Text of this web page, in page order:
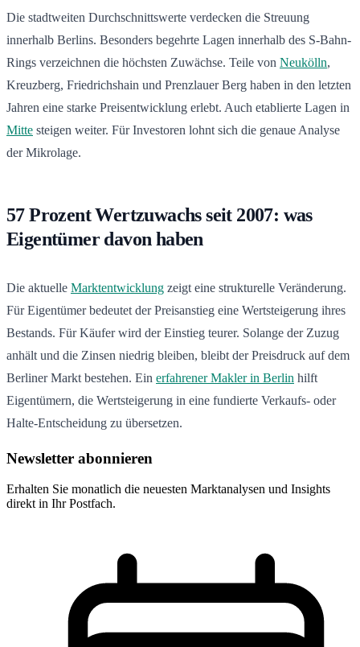
Die stadtweiten Durchschnittswerte verdecken die Streuung
innerhalb Berlins. Besonders begehrte Lagen innerhalb des S-Bahn-
Rings verzeichnen die höchsten Zuwächse. Teile von Neukölln,
Kreuzberg, Friedrichshain und Prenzlauer Berg haben in den letzten
Jahren eine starke Preisentwicklung erlebt. Auch etablierte Lagen in
Mitte steigen weiter. Für Investoren lohnt sich die genaue Analyse
der Mikrolage.
57 Prozent Wertzuwachs seit 2007: was
Eigentümer davon haben
Die aktuelle Marktentwicklung zeigt eine strukturelle Veränderung.
Für Eigentümer bedeutet der Preisanstieg eine Wertsteigerung ihres
Bestands. Für Käufer wird der Einstieg teurer. Solange der Zuzug
anhält und die Zinsen niedrig bleiben, bleibt der Preisdruck auf dem
Berliner Markt bestehen. Ein erfahrener Makler in Berlin hilft
Eigentümern, die Wertsteigerung in eine fundierte Verkaufs- oder
Halte-Entscheidung zu übersetzen.
Newsletter abonnieren
Erhalten Sie monatlich die neuesten Marktanalysen und Insights
direkt in Ihr Postfach.